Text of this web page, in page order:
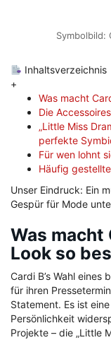
Symbolbild:
Inhaltsverzeichnis
+
Was macht
Die
„Little Miss
perfekte
Für wen lohnt
Häufig
Unser Eindruck: Ein
Gespür für Mode
Was macht
Look so
Cardi B’s Wahl eines
für ihren
Statement. Es ist
Persönlichkeit
Projekte – die „Little